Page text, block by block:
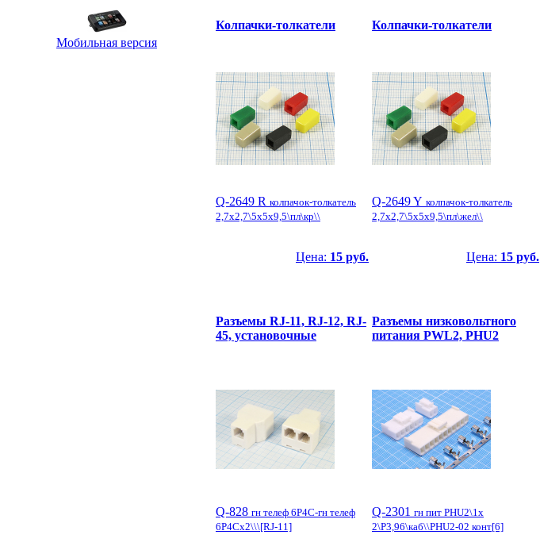
Мобильная версия
Колпачки-толкатели
Q-2649 R колпачок-толкатель
2,7x2,7\5x5x9,5\пл\кр\\
Цена: 15 руб.
Колпачки-толкатели
Q-2649 Y колпачок-толкатель
2,7x2,7\5x5x9,5\пл\жел\\
Цена: 15 руб.
Разъемы RJ-11, RJ-12, RJ-
45, установочные
Q-828 гн телеф 6P4C-гн телеф
6P4Cx2\\\[RJ-11]
Разъемы низковольтного
питания PWL2, PHU2
Q-2301 гн пит PHU2\1x
2\P3,96\каб\\PHU2-02 конт[6]